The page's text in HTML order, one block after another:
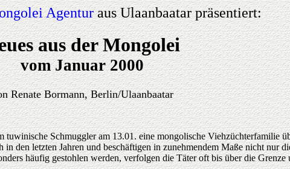
Agenturaus Ulaanbaatar präsentiert:
aus der Mongolei
vom Januar 2000
Renate Bormann, Berlin/Ulaanbaatar
Schmuggler am 13.01. eine mongolische Viehzüchterfamilie
den letzten Jahren und beschäftigen in zunehmendem Maße nicht nur
häufig gestohlen werden, verfolgen die Täter oft bis über die